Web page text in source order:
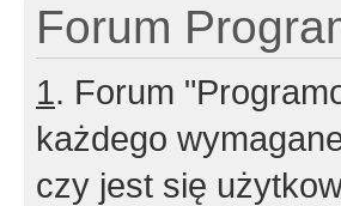
Forum
1. Forum
każdego
czy jest się